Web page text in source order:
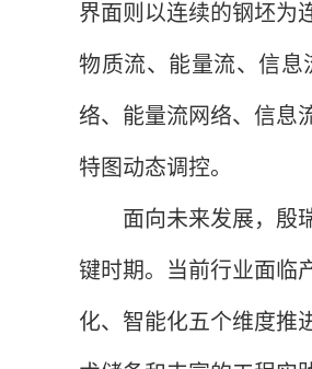
界面则以连续的钢坯
物质流、能量流、信息
络、能量流网络、信息
特图动态调控。
面向未来发展，殷
键时期。当前行业面临
化、智能化五个维度推